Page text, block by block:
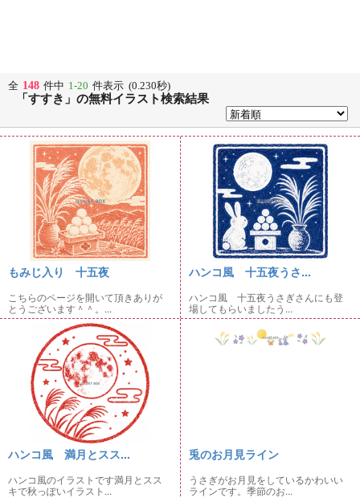
全 148 件中 1-20 件表示 (0.230秒)
「すすき」の無料イラスト検索結果
もみじ入り 十五夜
こちらのページを開いて頂きありが
とうございます＾＾。...
ハンコ風 十五夜うさ...
ハンコ風 十五夜うさぎさんにも登
場してもらいましたう...
ハンコ風 満月とスス...
ハンコ風のイラストです満月とスス
キで秋っぽいイラスト...
兎のお月見ライン
うさぎがお月見をしているかわいい
ラインです。季節のお...